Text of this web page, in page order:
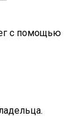
с помощью